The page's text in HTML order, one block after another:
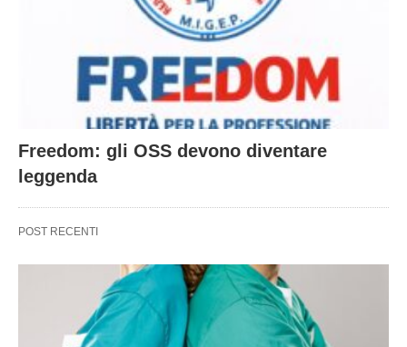
Freedom: gli OSS devono diventare
leggenda
POST RECENTI